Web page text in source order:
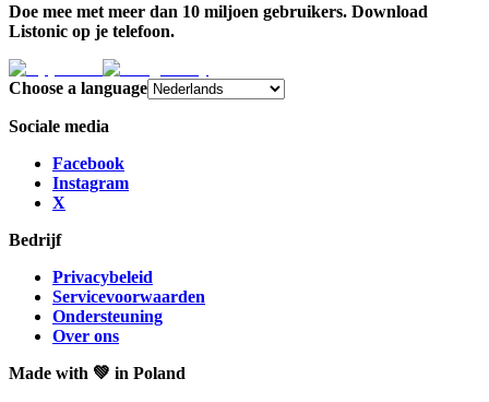
Doe mee met meer dan 10 miljoen gebruikers. Download
Listonic op je telefoon.
Choose a language
Sociale media
Facebook
Instagram
X
Bedrijf
Privacybeleid
Servicevoorwaarden
Ondersteuning
Over ons
Made with 💚 in Poland